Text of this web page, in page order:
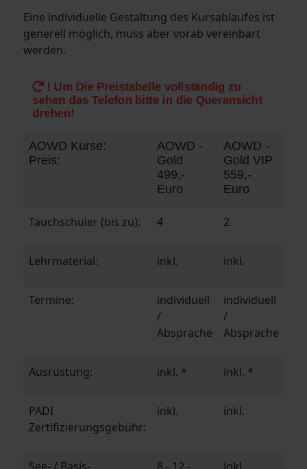
Eine individuelle Gestaltung des Kursablaufes ist
generell möglich, muss aber vorab vereinbart
werden.
! Um Die Preistabelle vollständig zu
sehen das Telefon bitte in die Queransicht
drehen!
AOWD Kurse:
Preis:
AOWD -
Gold
499,-
Euro
AOWD -
Gold VIP
559,-
Euro
Tauchschüler (bis zu): 4 2
Lehrmaterial: inkl. inkl.
Termine:
individuell
/
Absprache
individuell
/
Absprache
Ausrüstung: inkl. * inkl. *
PADI
Zertifizierungsgebühr:
inkl. inkl.